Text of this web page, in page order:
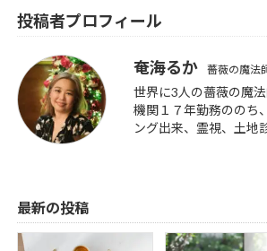
投稿者プロフィール
奄海るか 薔薇の魔法
世界に3人の薔薇の魔
機関１７年勤務ののち
ング出来、霊視、土地
最新の投稿